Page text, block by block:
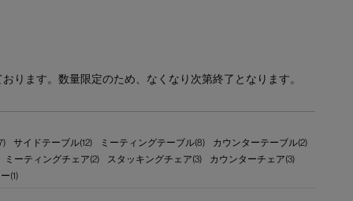
ります。数量限定のため、なくなり次第終了となります。
サイドテーブル(12) ミーティングテーブル(8)
カウンターテーブル(2)
ミーティングチェア(2) スタッキングチェア(3)
カウンターチェア(3)
(1)